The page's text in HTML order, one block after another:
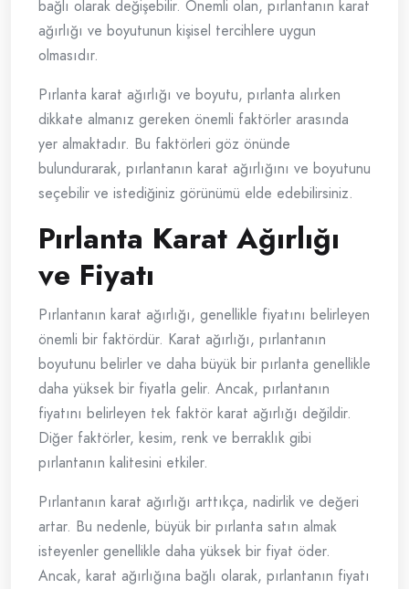
bağlı olarak değişebilir. Önemli olan, pırlantanın karat
ağırlığı ve boyutunun kişisel tercihlere uygun
olmasıdır.
Pırlanta karat ağırlığı ve boyutu, pırlanta alırken
dikkate almanız gereken önemli faktörler arasında
yer almaktadır. Bu faktörleri göz önünde
bulundurarak, pırlantanın karat ağırlığını ve boyutunu
seçebilir ve istediğiniz görünümü elde edebilirsiniz.
Pırlanta Karat Ağırlığı
ve Fiyatı
Pırlantanın karat ağırlığı, genellikle fiyatını belirleyen
önemli bir faktördür. Karat ağırlığı, pırlantanın
boyutunu belirler ve daha büyük bir pırlanta genellikle
daha yüksek bir fiyatla gelir. Ancak, pırlantanın
fiyatını belirleyen tek faktör karat ağırlığı değildir.
Diğer faktörler, kesim, renk ve berraklık gibi
pırlantanın kalitesini etkiler.
Pırlantanın karat ağırlığı arttıkça, nadirlik ve değeri
artar. Bu nedenle, büyük bir pırlanta satın almak
isteyenler genellikle daha yüksek bir fiyat öder.
Ancak, karat ağırlığına bağlı olarak, pırlantanın fiyatı